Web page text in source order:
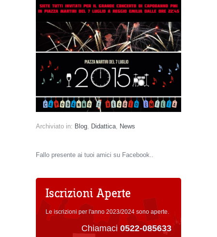
Archiviato in: Blog, Didattica, News
Fallo presente ai tuoi amici su Facebook..
Iscrizioni Aperte
Le iscrizioni per l'anno 2023/2024 sono aperte.
Chiamaci 0522-085633